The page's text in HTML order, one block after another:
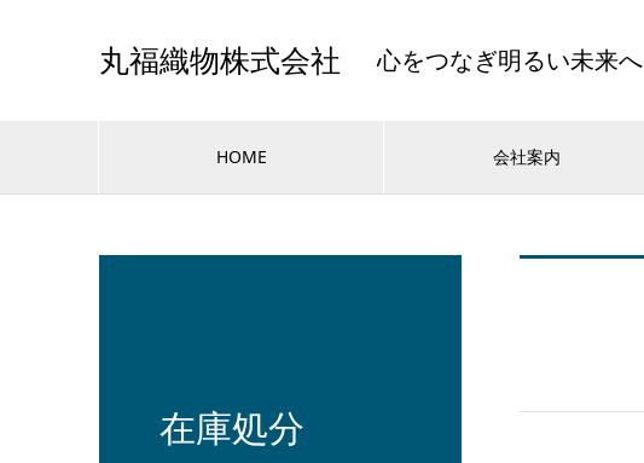
丸福織物株式会社 心をつなぎ明るい未来へ
HOME 会社案内
在庫処分